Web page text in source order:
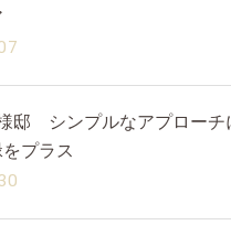
邸 シンプルなアプローチ
プラス